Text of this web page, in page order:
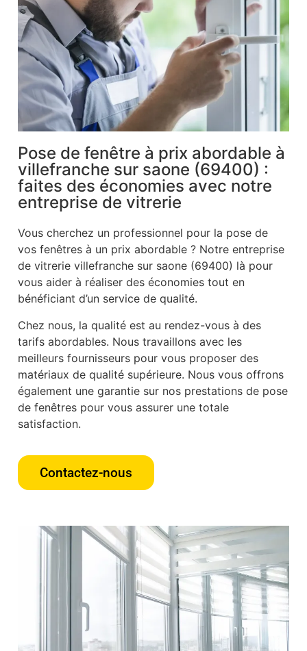
Pose de fenêtre à prix abordable à
villefranche sur saone (69400) :
faites des économies avec notre
entreprise de vitrerie
Vous cherchez un professionnel pour la pose de
vos fenêtres à un prix abordable ? Notre entreprise
de vitrerie villefranche sur saone (69400) là pour
vous aider à réaliser des économies tout en
bénéficiant d’un service de qualité.
Chez nous, la qualité est au rendez-vous à des
tarifs abordables. Nous travaillons avec les
meilleurs fournisseurs pour vous proposer des
matériaux de qualité supérieure. Nous vous offrons
également une garantie sur nos prestations de pose
de fenêtres pour vous assurer une totale
satisfaction.
Contactez-nous